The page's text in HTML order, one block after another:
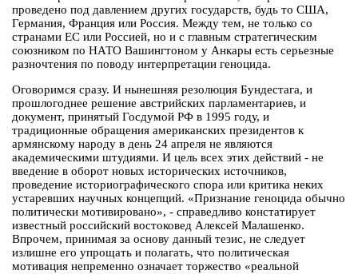
проведено под давлением других государств, будь то США,
Германия, Франция или Россия. Между тем, не только со
странами ЕС или Россией, но и с главным стратегическим
союзником по НАТО Вашингтоном у Анкары есть серьезные
разночтения по поводу интерпретации геноцида.
Оговоримся сразу. И нынешняя резолюция Бундестага, и
прошлогоднее решение австрийских парламентариев, и
документ, принятый Госдумой РФ в 1995 году, и
традиционные обращения американских президентов к
армянскому народу в день 24 апреля не являются
академическими штудиями. И цель всех этих действий - не
введение в оборот новых исторических источников,
проведение историографического спора или критика неких
устаревших научных концепций. «Признание геноцида обычно
политически мотивировано», - справедливо констатирует
известный российский востоковед Алексей Малашенко.
Впрочем, принимая за основу данный тезис, не следует
излишне его упрощать и полагать, что политическая
мотивация непременно означает торжество «реальной